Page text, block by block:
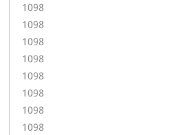
1098
1098
1098
1098
1098
1098
1098
1098